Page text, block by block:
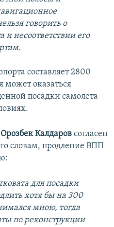
говорить о
и несоответствии его
составляет 2800
может оказаться
посадки самолета
Орозбек Калдаров согласен
словам, продление ВПП
для посадки
хотя бы на 300
мною, тогда
по реконструкции